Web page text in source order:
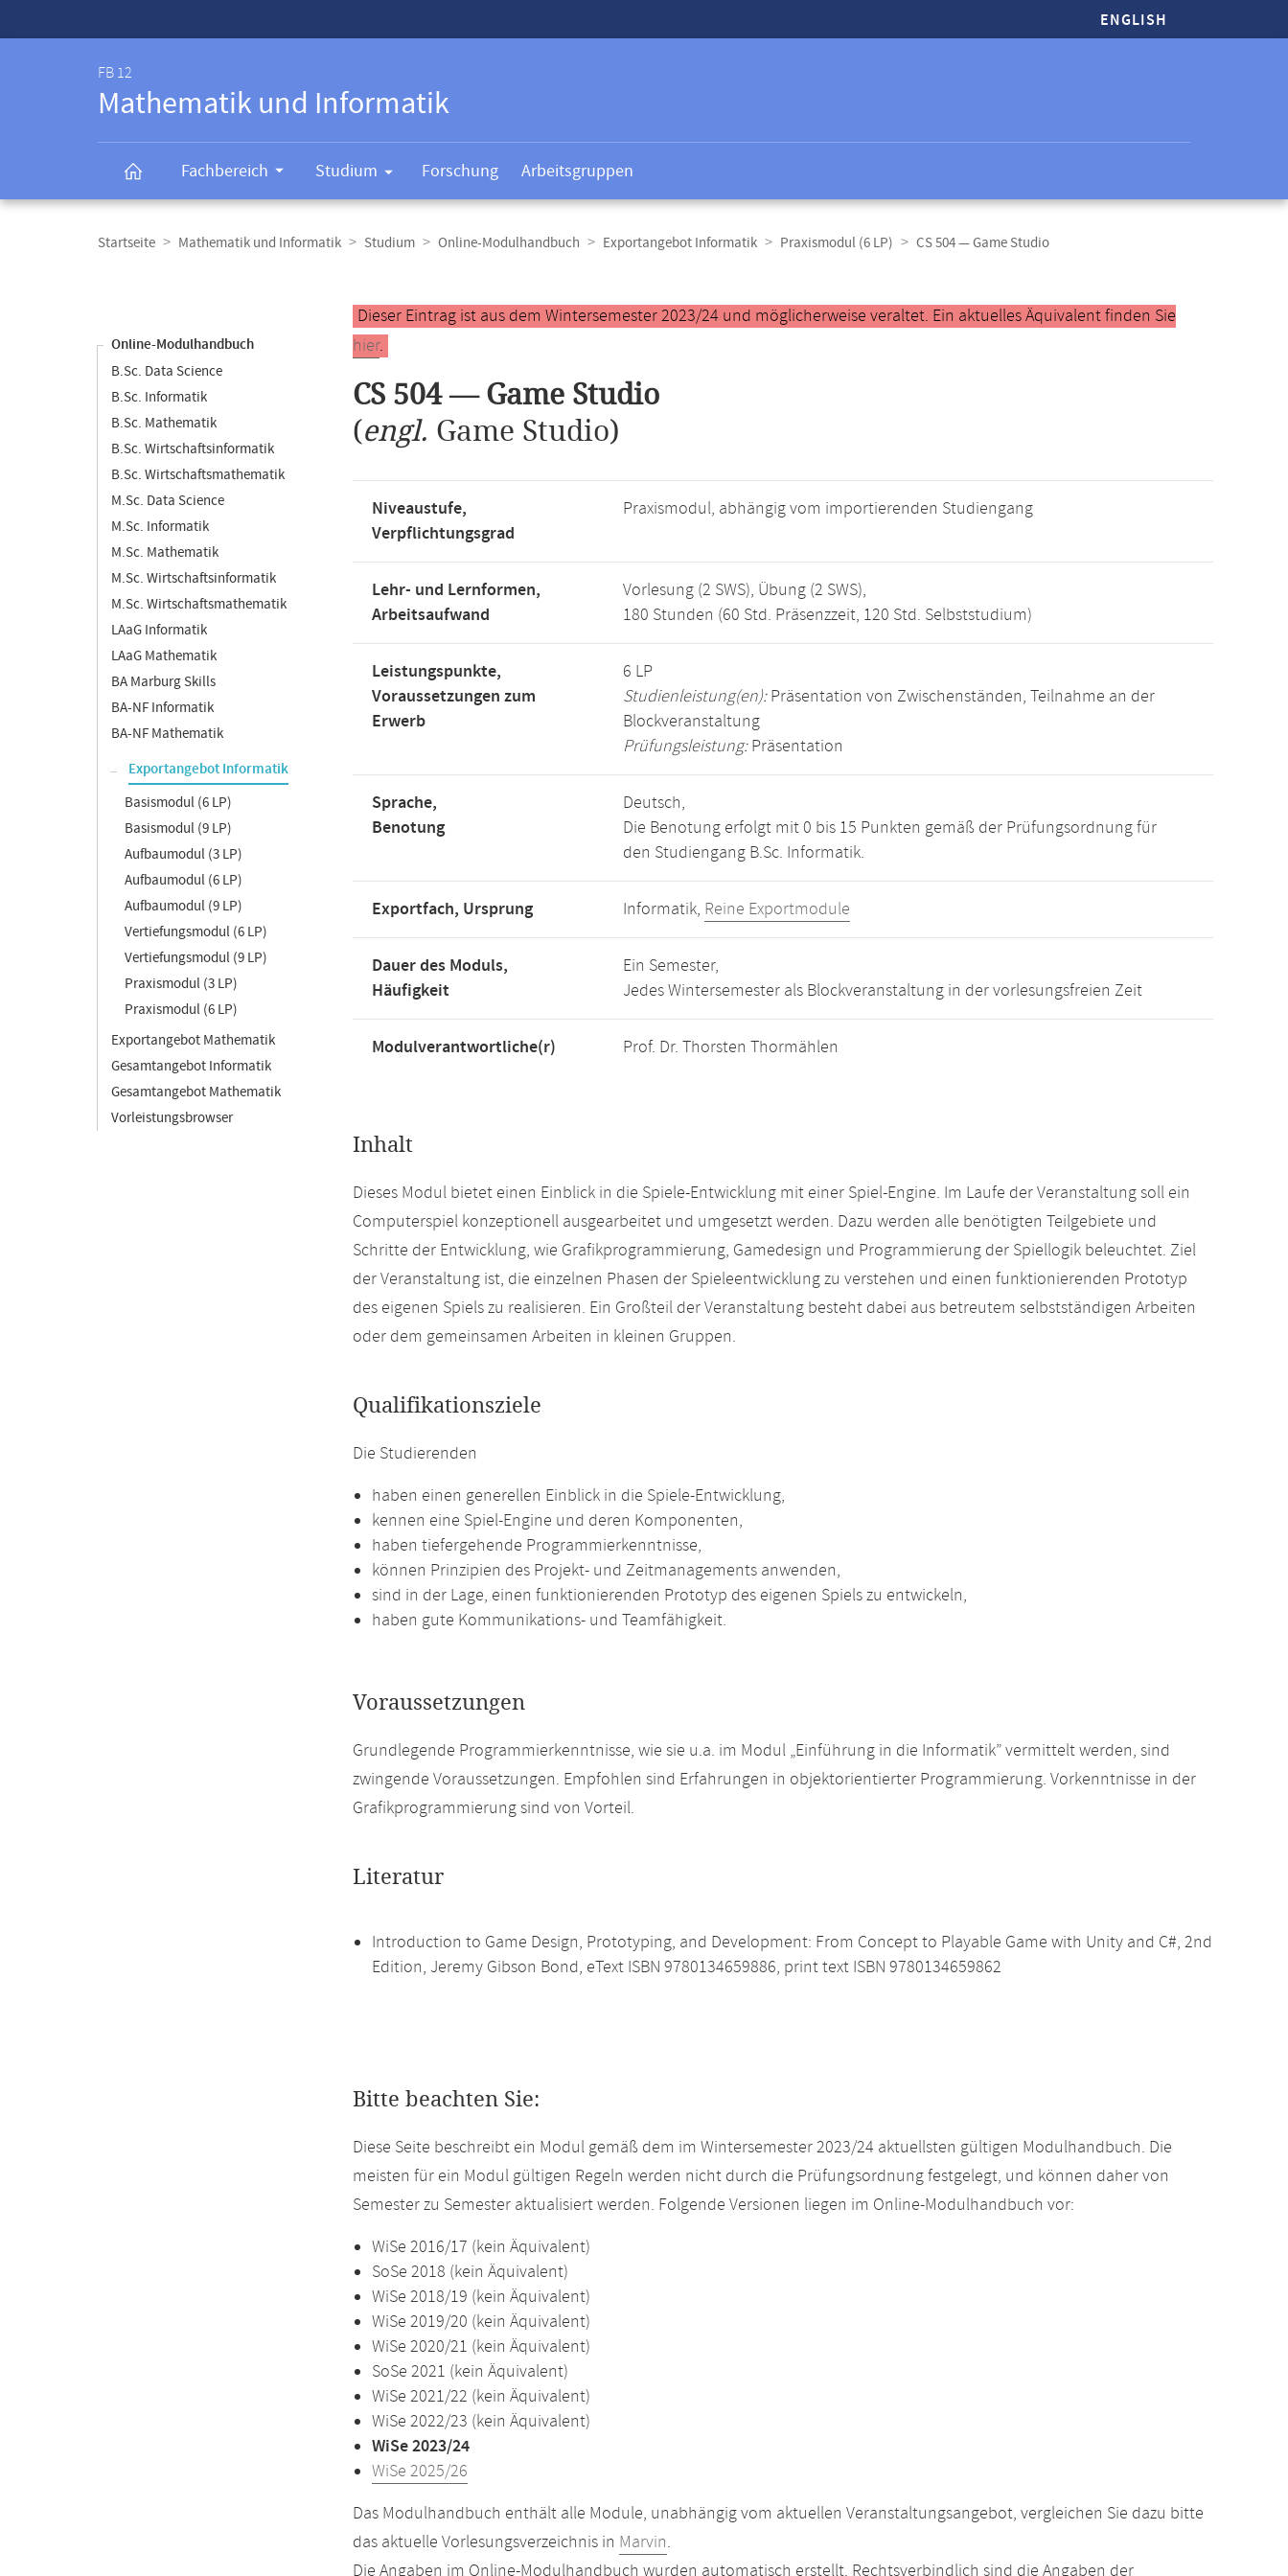
ENGLISH
FB 12
Mathematik und Informatik
Fachbereich Studium Forschung Arbeitsgruppen
Navigation
Startseite Mathematik und Informatik Studium Online-Modulhandbuch Exportangebot Informatik Praxismodul (6 LP) CS 504 — Game Studio
Online-Modulhandbuch
B.Sc. Data Science
B.Sc. Informatik
B.Sc. Mathematik
B.Sc. Wirtschaftsinformatik
B.Sc. Wirtschaftsmathematik
M.Sc. Data Science
M.Sc. Informatik
M.Sc. Mathematik
M.Sc. Wirtschaftsinformatik
M.Sc. Wirtschaftsmathematik
LAaG Informatik
LAaG Mathematik
BA Marburg Skills
BA-NF Informatik
BA-NF Mathematik
Exportangebot Informatik
Basismodul (6 LP)
Basismodul (9 LP)
Aufbaumodul (3 LP)
Aufbaumodul (6 LP)
Aufbaumodul (9 LP)
Vertiefungsmodul (6 LP)
Vertiefungsmodul (9 LP)
Praxismodul (3 LP)
Praxismodul (6 LP)
Exportangebot Mathematik
Gesamtangebot Informatik
Gesamtangebot Mathematik
Vorleistungsbrowser
Hauptinhalt
Dieser Eintrag ist aus dem Wintersemester 2023/24 und möglicherweise veraltet. Ein aktuelles Äquivalent finden Sie
hier.
CS 504 — Game Studio
(engl. Game Studio)
Niveaustufe,
Verpflichtungsgrad
Praxismodul, abhängig vom importierenden Studiengang
Lehr- und Lernformen,
Arbeitsaufwand
Vorlesung (2 SWS), Übung (2 SWS),
180 Stunden (60 Std. Präsenzzeit, 120 Std. Selbststudium)
Leistungspunkte,
Voraussetzungen zum
Erwerb
6 LP
Studienleistung(en):Präsentation von Zwischenständen, Teilnahme an der
Blockveranstaltung
Prüfungsleistung:Präsentation
Sprache,
Benotung
Deutsch,
Die Benotung erfolgt mit 0 bis 15 Punkten gemäß der Prüfungsordnung für
den Studiengang B.Sc. Informatik.
Exportfach, Ursprung Informatik, Reine Exportmodule
Dauer des Moduls,
Häufigkeit
Ein Semester,
Jedes Wintersemester als Blockveranstaltung in der vorlesungsfreien Zeit
Modulverantwortliche(r) Prof. Dr. Thorsten Thormählen
Inhalt
Dieses Modul bietet einen Einblick in die Spiele-Entwicklung mit einer Spiel-Engine. Im Laufe der Veranstaltung soll ein
Computerspiel konzeptionell ausgearbeitet und umgesetzt werden. Dazu werden alle benötigten Teilgebiete und
Schritte der Entwicklung, wie Grafikprogrammierung, Gamedesign und Programmierung der Spiellogik beleuchtet. Ziel
der Veranstaltung ist, die einzelnen Phasen der Spieleentwicklung zu verstehen und einen funktionierenden Prototyp
des eigenen Spiels zu realisieren. Ein Großteil der Veranstaltung besteht dabei aus betreutem selbstständigen Arbeiten
oder dem gemeinsamen Arbeiten in kleinen Gruppen.
Qualifikationsziele
Die Studierenden
haben einen generellen Einblick in die Spiele-Entwicklung,
kennen eine Spiel-Engine und deren Komponenten,
haben tiefergehende Programmierkenntnisse,
können Prinzipien des Projekt- und Zeitmanagements anwenden,
sind in der Lage, einen funktionierenden Prototyp des eigenen Spiels zu entwickeln,
haben gute Kommunikations- und Teamfähigkeit.
Voraussetzungen
Grundlegende Programmierkenntnisse, wie sie u.a. im Modul „Einführung in die Informatik” vermittelt werden, sind
zwingende Voraussetzungen. Empfohlen sind Erfahrungen in objektorientierter Programmierung. Vorkenntnisse in der
Grafikprogrammierung sind von Vorteil.
Literatur
Introduction to Game Design, Prototyping, and Development: From Concept to Playable Game with Unity and C#, 2nd
Edition, Jeremy Gibson Bond, eText ISBN 9780134659886, print text ISBN 9780134659862
Bitte beachten Sie:
Diese Seite beschreibt ein Modul gemäß dem im Wintersemester 2023/24 aktuellsten gültigen Modulhandbuch. Die
meisten für ein Modul gültigen Regeln werden nicht durch die Prüfungsordnung festgelegt, und können daher von
Semester zu Semester aktualisiert werden. Folgende Versionen liegen im Online-Modulhandbuch vor:
WiSe 2016/17 (kein Äquivalent)
SoSe 2018 (kein Äquivalent)
WiSe 2018/19 (kein Äquivalent)
WiSe 2019/20 (kein Äquivalent)
WiSe 2020/21 (kein Äquivalent)
SoSe 2021 (kein Äquivalent)
WiSe 2021/22 (kein Äquivalent)
WiSe 2022/23 (kein Äquivalent)
WiSe 2023/24
WiSe 2025/26
Das Modulhandbuch enthält alle Module, unabhängig vom aktuellen Veranstaltungsangebot, vergleichen Sie dazu bitte
das aktuelle Vorlesungsverzeichnis in Marvin.
Die Angaben im Online-Modulhandbuch wurden automatisch erstellt. Rechtsverbindlich sind die Angaben der